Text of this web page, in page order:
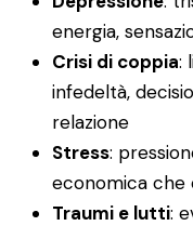
energia,
Crisi di coppia:
infedeltà,
relazione
Stress:
economica che
Traumi e lutti: